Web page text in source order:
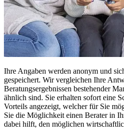
Ihre Angaben werden anonym und
gespeichert. Wir vergleichen Ihre
Beratungsergebnissen bestehender
ähnlich sind. Sie erhalten sofort eine
Vorteils angezeigt, welcher für Sie
Sie die Möglichkeit einen Berater in
dabei hilft, den möglichen